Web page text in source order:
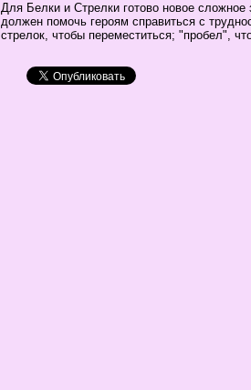
Для Белки и Стрелки готово новое
должен помочь героям справиться с
стрелок, чтобы переместиться; "пробел",